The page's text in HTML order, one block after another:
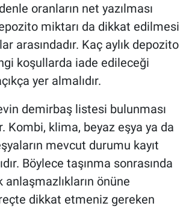
oranların net yazılması
miktarı da dikkat edilmesi
arasındadır. Kaç aylık depozito
koşullarda iade edileceği
yer almalıdır.
demirbaş listesi bulunması
Kombi, klima, beyaz eşya ya da
mevcut durumu kayıt
Böylece taşınma sonrasında
önüne
dikkat etmeniz gereken